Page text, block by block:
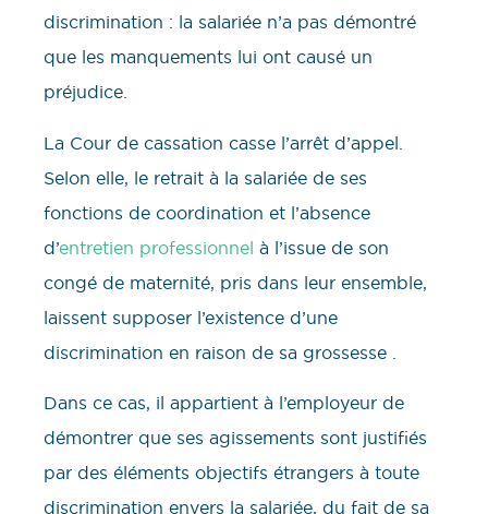
discrimination : la salariée n’a pas démontré
que les manquements lui ont causé un
préjudice.
La Cour de cassation casse l’arrêt d’appel.
Selon elle, le retrait à la salariée de ses
fonctions de coordination et l’absence
d’entretien professionnel à l’issue de son
congé de maternité, pris dans leur ensemble,
laissent supposer l’existence d’une
discrimination en raison de sa grossesse .
Dans ce cas, il appartient à l’employeur de
démontrer que ses agissements sont justifiés
par des éléments objectifs étrangers à toute
discrimination envers la salariée, du fait de sa